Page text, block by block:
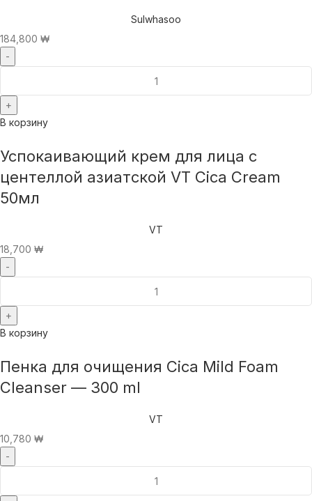
Sulwhasoo
184,800 ₩
В корзину
Успокаивающий крем для лица с
центеллой азиатской VT Cica Cream
50мл
VT
18,700 ₩
В корзину
Пенка для очищения Cica Mild Foam
Cleanser — 300 ml
VT
10,780 ₩